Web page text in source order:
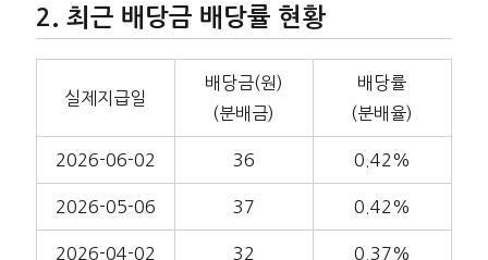
최근 배당금 배당률 현황
실제지급일
배당금(원)
(분배금)
배당률
(분배율)
2026-06-02 36 0.42%
2026-05-06 37 0.42%
2026-04-02 32 0.37%